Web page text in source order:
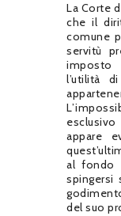
La Corte
che il
comune
servitù
imposto
l’utilità
appare
al fondo
spingersi
del suo